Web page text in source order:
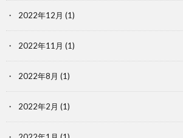
2022年12月 (1)
2022年11月 (1)
2022年8月 (1)
2022年2月 (1)